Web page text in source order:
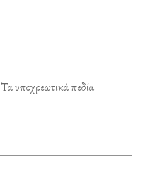
Τα υποχρεωτικά πεδία